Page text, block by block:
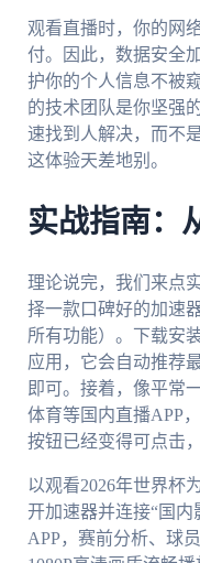
观看直播时，你的网
付。因此，数据安全
护你的个人信息不被
的技术团队是你坚强
速找到人解决，而不
这体验天差地别。
实战指南：
理论说完，我们来点
择一款口碑好的加速
所有功能）。下载安
应用，它会自动推荐
即可。接着，像平常
体育等国内直播APP
按钮已经变得可点击
以观看2026年世界杯
开加速器并连接“国
APP，赛前分析、球